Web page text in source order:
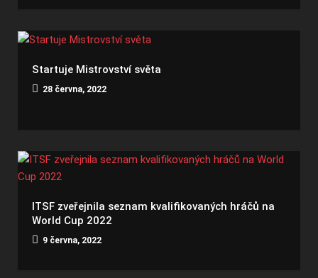
Startuje Mistrovství světa
28 června, 2022
ITSF zveřejnila seznam kvalifikovaných hráčů na
World Cup 2022
9 června, 2022